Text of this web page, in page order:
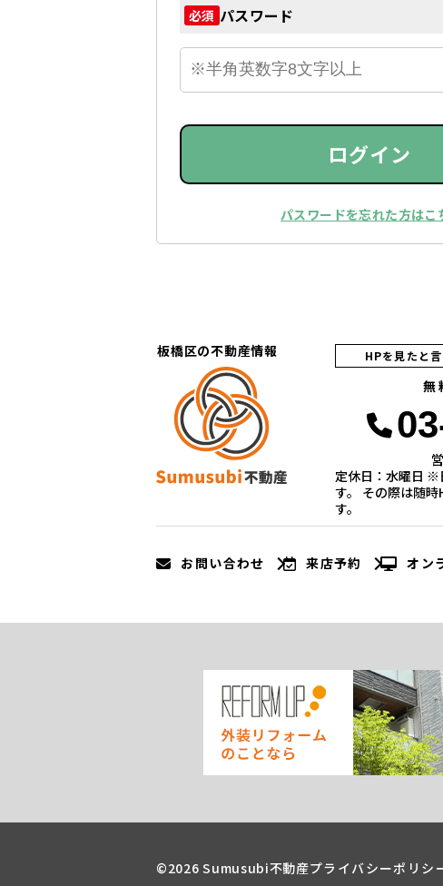
必須 パスワード
ログイン
パスワードを忘れた方は
板橋区の不動産情報 HPを見たと
無
定休日：水曜日 ※
す。 その際は随
す。
お問い合わせ 来店予約 オン
プライバシーポリシ
©2026 Sumusubi不動産